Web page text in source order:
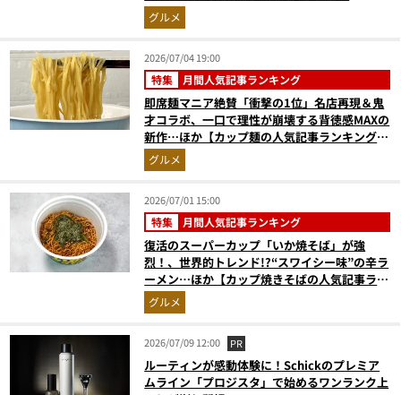
グルメ
2026/07/04 19:00
特集 月間人気記事ランキング
即席麺マニア絶賛「衝撃の1位」名店再現＆鬼
才コラボ、一口で理性が崩壊する背徳感MAXの
新作…ほか【カップ麺の人気記事ランキングベ
スト3】（2026年5月版）
グルメ
2026/07/01 15:00
特集 月間人気記事ランキング
復活のスーパーカップ「いか焼そば」が強
烈！、世界的トレンド!?“スワイシー味”の辛ラ
ーメン…ほか【カップ焼きそばの人気記事ラン
キングベスト3】（2026年5月版）
グルメ
2026/07/09 12:00 PR
ルーティンが感動体験に！Schickのプレミア
ムライン「プロジスタ」で始めるワンランク上